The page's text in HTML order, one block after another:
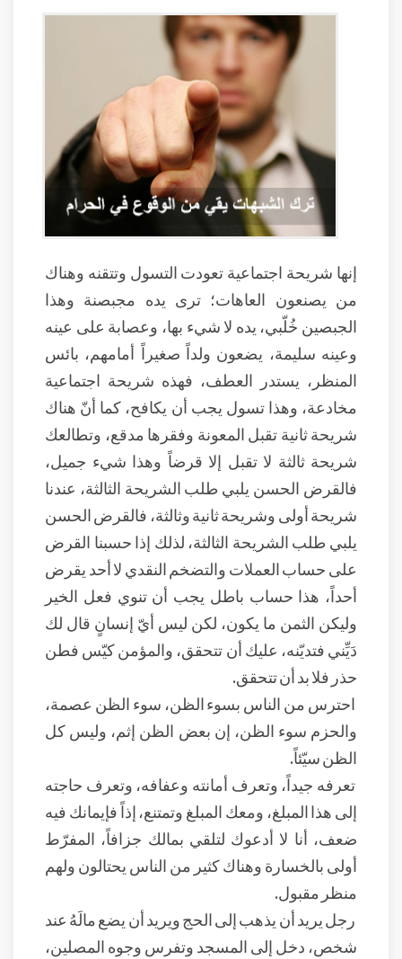
إنها شريحة اجتماعية تعودت التسول وتتقنه وهناك
من يصنعون العاهات؛ ترى يده مجبصنة وهذا
الجبصين خُلّبي، يده لا شيء بها، وعصابة على عينه
وعينه سليمة، يضعون ولداً صغيراً أمامهم، بائس
المنظر، يستدر العطف، فهذه شريحة اجتماعية
مخادعة، وهذا تسول يجب أن يكافح، كما أنّ هناك
شريحة ثانية تقبل المعونة وفقرها مدقع، وتطالعك
شريحة ثالثة لا تقبل إلا قرضاً وهذا شيء جميل،
فالقرض الحسن يلبي طلب الشريحة الثالثة، عندنا
شريحة أولى وشريحة ثانية وثالثة، فالقرض الحسن
يلبي طلب الشريحة الثالثة، لذلك إذا حسبنا القرض
على حساب العملات والتضخم النقدي لا أحد يقرض
أحداً، هذا حساب باطل يجب أن تنوي فعل الخير
وليكن الثمن ما يكون، لكن ليس أيّ إنسانٍ قال لك
دَيِّني فتديّنه، عليك أن تتحقق، والمؤمن كيّس فطن
حذر فلا بد أن تتحقق.
احترس من الناس بسوء الظن، سوء الظن عصمة،
والحزم سوء الظن، إن بعض الظن إثم، وليس كل
الظن سيّئاً.
تعرفه جيداً، وتعرف أمانته وعفافه، وتعرف حاجته
إلى هذا المبلغ، ومعك المبلغ وتمتنع، إذاً فإيمانك فيه
ضعف، أنا لا أدعوك لتلقي بمالك جزافاً، المفرّط
أولى بالخسارة وهناك كثير من الناس يحتالون ولهم
منظر مقبول.
رجل يريد أن يذهب إلى الحج ويريد أن يضع مالَهُ عند
شخص، دخل إلى المسجد وتفرس وجوه المصلين،